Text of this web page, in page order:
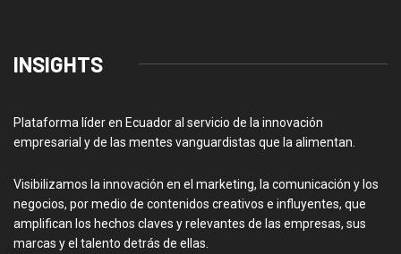
INSIGHTS
Plataforma líder en Ecuador al servicio de la innovación
empresarial y de las mentes vanguardistas que la alimentan.
Visibilizamos la innovación en el marketing, la comunicación y los
negocios, por medio de contenidos creativos e influyentes, que
amplifican los hechos claves y relevantes de las empresas, sus
marcas y el talento detrás de ellas.